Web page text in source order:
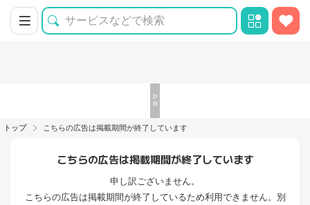
トップ こちらの広告は掲載期間が終了しています
こちらの広告は掲載期間が終了しています
申し訳ございません。
こちらの広告は掲載期間が終了しているため利用できません。別